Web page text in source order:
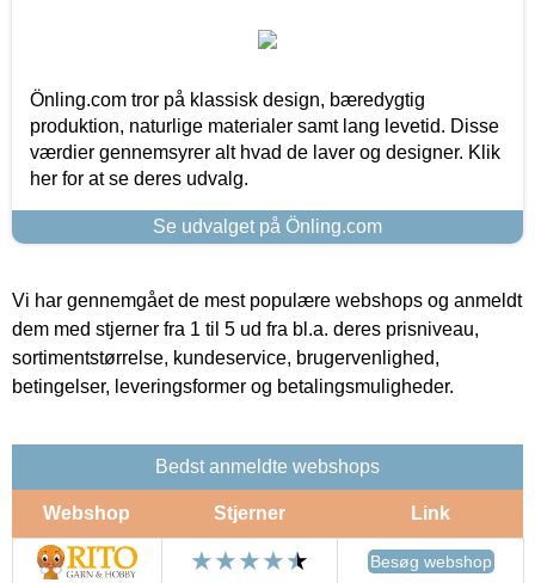
Önling.com tror på klassisk design, bæredygtig
produktion, naturlige materialer samt lang levetid. Disse
værdier gennemsyrer alt hvad de laver og designer. Klik
her for at se deres udvalg.
Se udvalget på Önling.com
Vi har gennemgået de mest populære webshops og anmeldt
dem med stjerner fra 1 til 5 ud fra bl.a. deres prisniveau,
sortimentstørrelse, kundeservice, brugervenlighed,
betingelser, leveringsformer og betalingsmuligheder.
Bedst anmeldte webshops
Webshop Stjerner Link
Besøg webshop